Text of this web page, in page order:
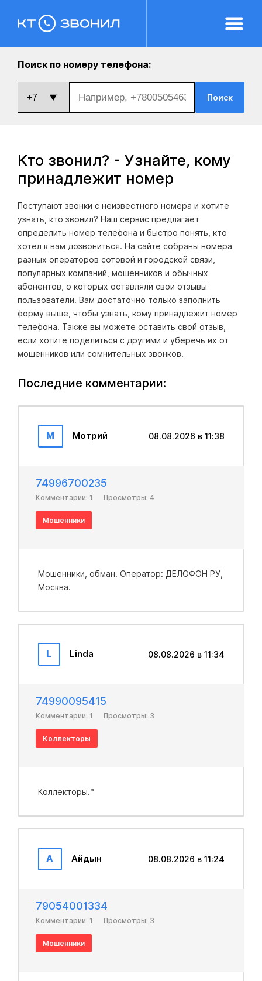
Поиск по номеру телефона:
Поиск
Кто звонил? - Узнайте, кому
принадлежит номер
Поступают звонки с неизвестного номера и хотите
узнать, кто звонил? Наш сервис предлагает
определить номер телефона и быстро понять, кто
хотел к вам дозвониться. На сайте собраны номера
разных операторов сотовой и городской связи,
популярных компаний, мошенников и обычных
абонентов, о которых оставляли свои отзывы
пользователи. Вам достаточно только заполнить
форму выше, чтобы узнать, кому принадлежит номер
телефона. Также вы можете оставить свой отзыв,
если хотите поделиться с другими и уберечь их от
мошенников или сомнительных звонков.
Последние комментарии:
М Мотрий 08.08.2026 в 11:38
74996700235
Комментарии: 1 Просмотры: 4
Мошенники
Мошенники, обман. Оператор: ДЕЛОФОН РУ,
Москва.
L Linda 08.08.2026 в 11:34
74990095415
Комментарии: 1 Просмотры: 3
Коллекторы
Коллекторы.°
А Айдын 08.08.2026 в 11:24
79054001334
Комментарии: 1 Просмотры: 3
Мошенники